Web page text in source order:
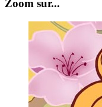
Zoom sur...